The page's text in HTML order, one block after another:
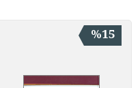
%15